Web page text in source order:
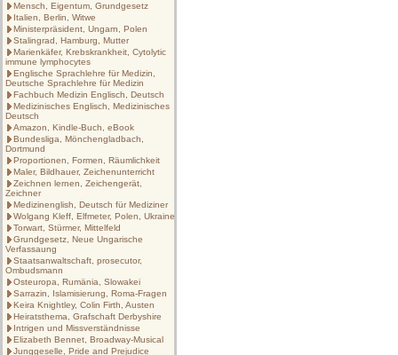
Mensch, Eigentum, Grundgesetz
Italien, Berlin, Witwe
Ministerpräsident, Ungarn, Polen
Stalingrad, Hamburg, Mutter
Marienkäfer, Krebskrankheit, Cytolytic
immune lymphocytes
Englische Sprachlehre für Medizin,
Deutsche Sprachlehre für Medizin
Fachbuch Medizin Englisch, Deutsch
Medizinisches Englisch, Medizinisches
Deutsch
Amazon, Kindle-Buch, eBook
Bundesliga, Mönchengladbach,
Dortmund
Proportionen, Formen, Räumlichkeit
Maler, Bildhauer, Zeichenunterricht
Zeichnen lernen, Zeichengerät,
Zeichner
Medizinenglish, Deutsch für Mediziner
Wolgang Kleff, Elfmeter, Polen, Ukraine
Torwart, Stürmer, Mittelfeld
Grundgesetz, Neue Ungarische
Verfassaung
Staatsanwaltschaft, prosecutor,
Ombudsmann
Osteuropa, Rumänia, Slowakei
Sarrazin, Islamisierung, Roma-Fragen
Keira Knightley, Colin Firth, Austen
Heiratsthema, Grafschaft Derbyshire
Intrigen und Missverständnisse
Elizabeth Bennet, Broadway-Musical
Junggeselle, Pride and Prejudice